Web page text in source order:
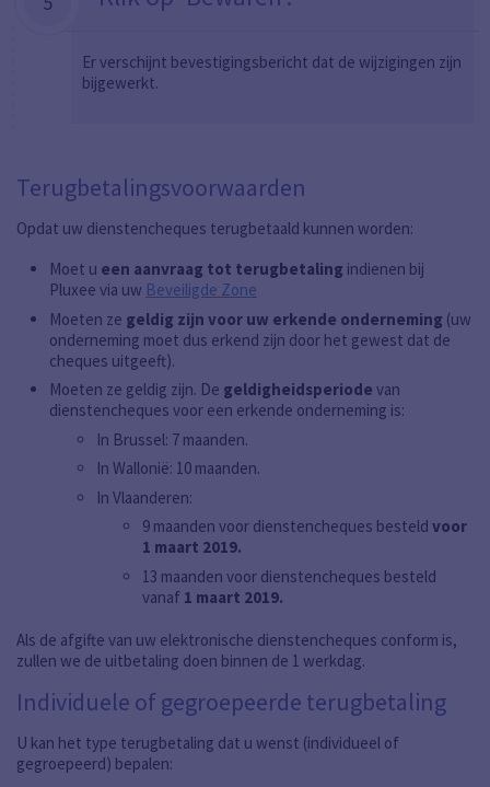
Er verschijnt bevestigingsbericht dat de wijzigingen zijn
bijgewerkt.
Terugbetalingsvoorwaarden
Opdat uw dienstencheques terugbetaald kunnen worden:
Moet u een aanvraag tot terugbetaling indienen bij
Pluxee via uw Beveiligde Zone
Moeten ze geldig zijn voor uw erkende onderneming (uw
onderneming moet dus erkend zijn door het gewest dat de
cheques uitgeeft).
Moeten ze geldig zijn. De geldigheidsperiode van
dienstencheques voor een erkende onderneming is:
In Brussel: 7 maanden.
In Wallonië: 10 maanden.
In Vlaanderen:
9 maanden voor dienstencheques besteld voor
1 maart 2019.
13 maanden voor dienstencheques besteld
vanaf 1 maart 2019.
Als de afgifte van uw elektronische dienstencheques conform is,
zullen we de uitbetaling doen binnen de 1 werkdag.
Individuele of gegroepeerde terugbetaling
U kan het type terugbetaling dat u wenst (individueel of
gegroepeerd) bepalen: